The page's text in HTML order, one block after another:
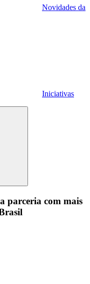
Novidades da
Iniciativas
parceria com mais